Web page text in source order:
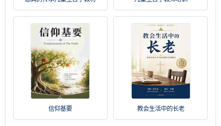
信仰基要 教会生活中的长老